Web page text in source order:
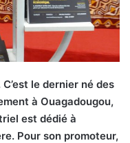
le dernier né des
à Ouagadougou,
est dédié à
Pour son promoteur,